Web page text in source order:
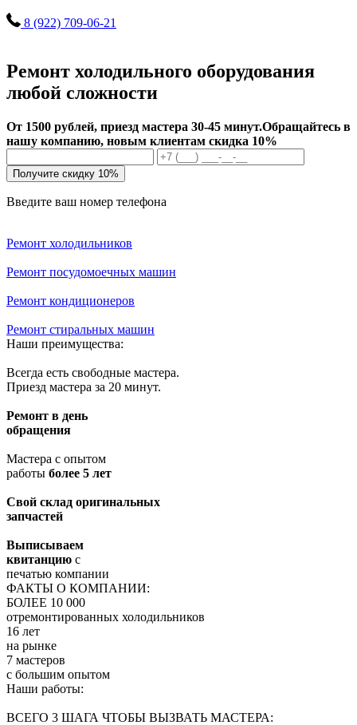
8 (922) 709-06-21
Ремонт холодильного оборудования
любой сложности
От 1500 рублей, приезд мастера 30-45 минут.Обращайтесь в
нашу компанию, новым клиентам скидка 10%
Получите скидку 10%
Введите ваш номер телефона
Ремонт холодильников
Ремонт посудомоечных машин
Ремонт кондиционеров
Ремонт стиральных машин
Наши преимущества:
Всегда есть свободные мастера.
Приезд мастера за 20 минут.
Ремонт в день
обращения
Мастера с опытом
работы более 5 лет
Свой склад оригинальных
запчастей
Выписываем
квитанцию с
печатью компании
ФАКТЫ О КОМПАНИИ:
БОЛЕЕ 10 000
отремонтированных холодильников
16 лет
на рынке
7 мастеров
с большим опытом
Наши работы:
ВСЕГО 3 ШАГА ЧТОБЫ ВЫЗВАТЬ МАСТЕРА: